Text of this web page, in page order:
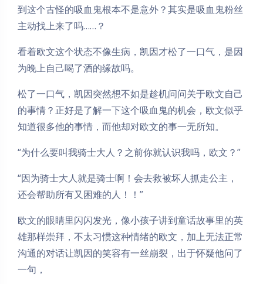
到这个古怪的吸血鬼根本不是意外？其实是吸血鬼粉丝
主动找上来了吗……？
看着欧文这个状态不像生病，凯因才松了一口气，是因
为晚上自己喝了酒的缘故吗。
松了一口气，凯因突然想不如是趁机问问关于欧文自己
的事情？正好是了解一下这个吸血鬼的机会，欧文似乎
知道很多他的事情，而他却对欧文的事一无所知。
“为什么要叫我骑士大人？之前你就认识我吗，欧文？”
“因为骑士大人就是骑士啊！会去救被坏人抓走公主，
还会帮助所有又困难的人！！”
欧文的眼睛里闪闪发光，像小孩子讲到童话故事里的英
雄那样崇拜，不太习惯这种情绪的欧文，加上无法正常
沟通的对话让凯因的笑容有一丝崩裂，出于怀疑他问了
一句，